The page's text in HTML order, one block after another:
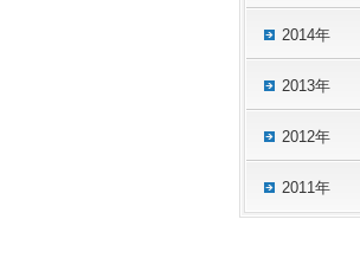
2014年
2013年
2012年
2011年